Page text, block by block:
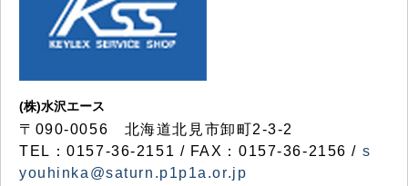
(株)水沢エース
〒090-0056 北海道北見市卸町2-3-2
TEL：0157-36-2151 / FAX：0157-36-2156 / s
youhinka@saturn.p1p1a.or.jp